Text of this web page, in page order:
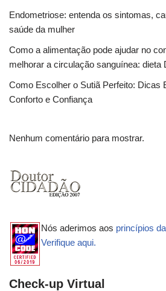
Endometriose: entenda os sintomas,
saúde da mulher
Como a alimentação pode ajudar no
melhorar a circulação sanguínea: dieta
Como Escolher o Sutiã Perfeito: Dicas
Conforto e Confiança
Nenhum comentário para mostrar.
Nós aderimos aos princípios
Verifique aqui.
Check-up Virtual